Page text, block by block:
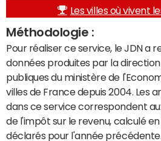
Les villes où vivent
Méthodologie :
Pour réaliser ce service, le JDN a
données produites par la
publiques du ministère de
villes de France depuis 2004. Les
dans ce service correspondent
de l'impôt sur le revenu, calculé
déclarés pour l'année